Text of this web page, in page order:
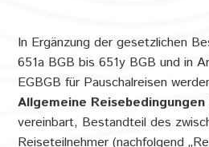
d
h
i
e
r
In Ergänzung der gesetzlichen
651a BGB bis 651y BGB und in
EGBGB für Pauschalreisen
Allgemeine Reisebedingungen
vereinbart, Bestandteil des
Reiseteilnehmer (nachfolgend